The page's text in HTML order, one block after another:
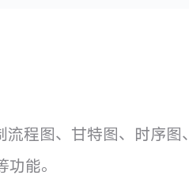
程图、甘特图、时序图、
能。